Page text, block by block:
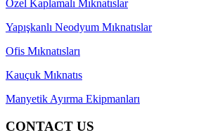
Özel Kaplamalı Mıknatıslar
Yapışkanlı Neodyum Mıknatıslar
Ofis Mıknatısları
Kauçuk Mıknatıs
Manyetik Ayırma Ekipmanları
CONTACT US